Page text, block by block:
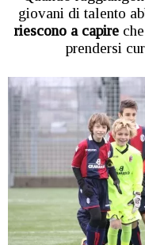
giovani di talento
riescono a capireche
prendersi